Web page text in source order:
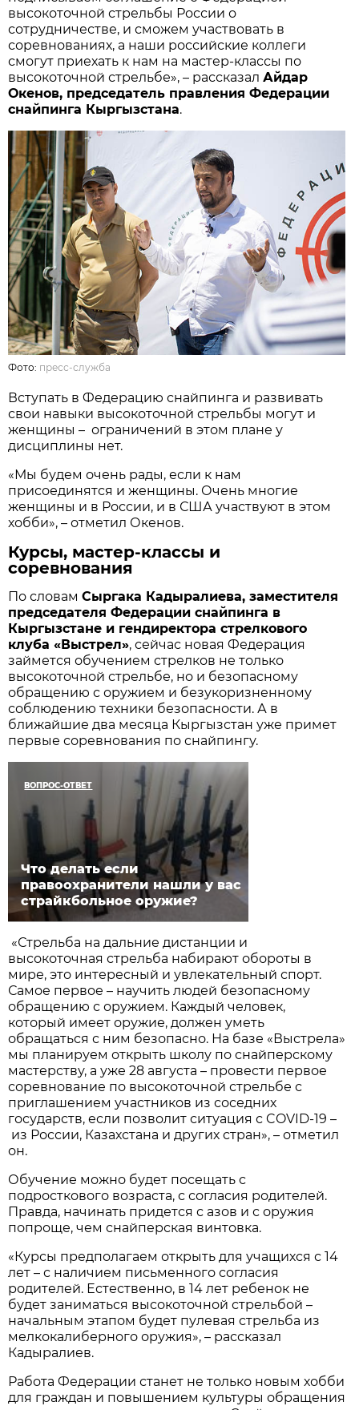
высокоточной стрельбы России о
сотрудничестве, и сможем участвовать в
соревнованиях, а наши российские коллеги
смогут приехать к нам на мастер-классы по
высокоточной стрельбе», – рассказалАйдар
Окенов, председатель правления Федерации
снайпинга Кыргызстана.
Фото: пресс-служба
Вступать в Федерацию снайпинга и развивать
свои навыки высокоточной стрельбы могут и
женщины – ограничений в этом плане у
дисциплины нет.
«Мы будем очень рады, если к нам
присоединятся и женщины. Очень многие
женщины и в России, и в США участвуют в этом
хобби», – отметил Окенов.
Курсы, мастер-классы и
соревнования
По словамСыргака Кадыралиева, заместителя
председателя Федерации снайпинга в
Кыргызстане и гендиректора стрелкового
клуба «Выстрел», сейчас новая Федерация
займется обучением стрелков не только
высокоточной стрельбе, но и безопасному
обращению с оружием и безукоризненному
соблюдению техники безопасности. А в
ближайшие два месяца Кыргызстан уже примет
первые соревнования по снайпингу.
ВОПРОС-ОТВЕТ
Что делать если
правоохранители нашли у вас
страйкбольное оружие?
«Стрельба на дальние дистанции и
высокоточная стрельба набирают обороты в
мире, это интересный и увлекательный спорт.
Самое первое – научить людей безопасному
обращению с оружием. Каждый человек,
который имеет оружие, должен уметь
обращаться с ним безопасно. На базе «Выстрела»
мы планируем открыть школу по снайперскому
мастерству, а уже 28 августа – провести первое
соревнование по высокоточной стрельбе с
приглашением участников из соседних
государств, если позволит ситуация с COVID-19 –
из России, Казахстана и других стран», – отметил
он.
Обучение можно будет посещать с
подросткового возраста, с согласия родителей.
Правда, начинать придется с азов и с оружия
попроще, чем снайперская винтовка.
«Курсы предполагаем открыть для учащихся с 14
лет – с наличием письменного согласия
родителей. Естественно, в 14 лет ребенок не
будет заниматься высокоточной стрельбой –
начальным этапом будет пулевая стрельба из
мелкокалиберного оружия», – рассказал
Кадыралиев.
Работа Федерации станет не только новым хобби
для граждан и повышением культуры обращения